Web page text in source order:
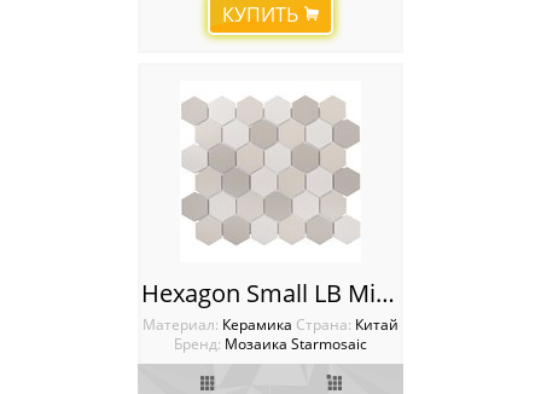
КУПИТЬ
Hexagon Small LB Mix Antislip 51х59 Мозаика Starmosaic Homework
Материал: Керамика Cтрана: Китай
Бренд: Мозаика Starmosaic